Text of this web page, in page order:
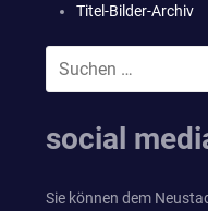
Titel-Bilder-Archiv
social
Sie können dem